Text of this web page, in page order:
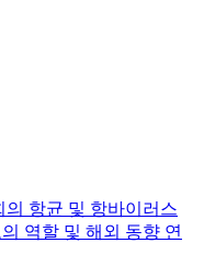
항균 및 항바이러스
역할 및 해외 동향 연